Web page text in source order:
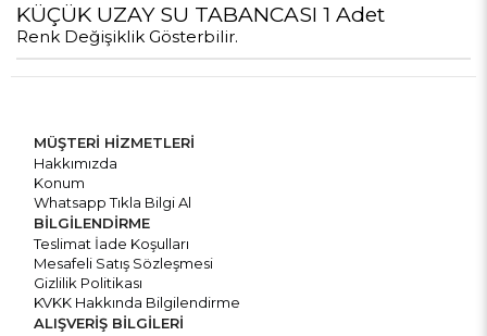
KÜÇÜK UZAY SU TABANCASI 1 Adet
Renk Değişiklik Gösterbilir.
MÜŞTERİ HİZMETLERİ
Hakkımızda
Konum
Whatsapp Tıkla Bilgi Al
BİLGİLENDİRME
Teslimat İade Koşulları
Mesafeli Satış Sözleşmesi
Gizlilik Politikası
KVKK Hakkında Bilgilendirme
ALIŞVERİŞ BİLGİLERİ